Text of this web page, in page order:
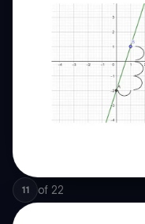
11 of 22